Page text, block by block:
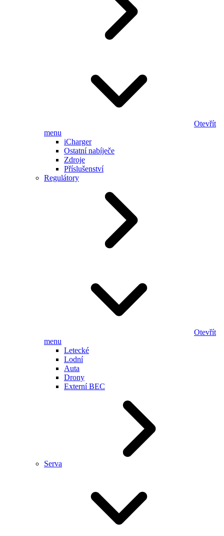
Otevřít
menu
iCharger
Ostatní nabíječe
Zdroje
Příslušenství
Regulátory
Otevřít
menu
Letecké
Lodní
Auta
Drony
Externí BEC
Serva